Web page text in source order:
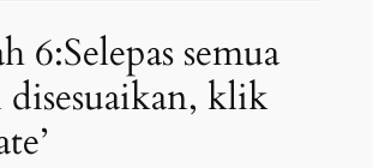
6:Selepas semua
disesuaikan, klik